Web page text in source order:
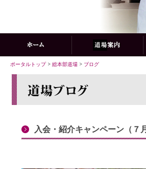
ポータルトップ> 総本部道場 > ブログ
入会・紹介キャンペーン（７